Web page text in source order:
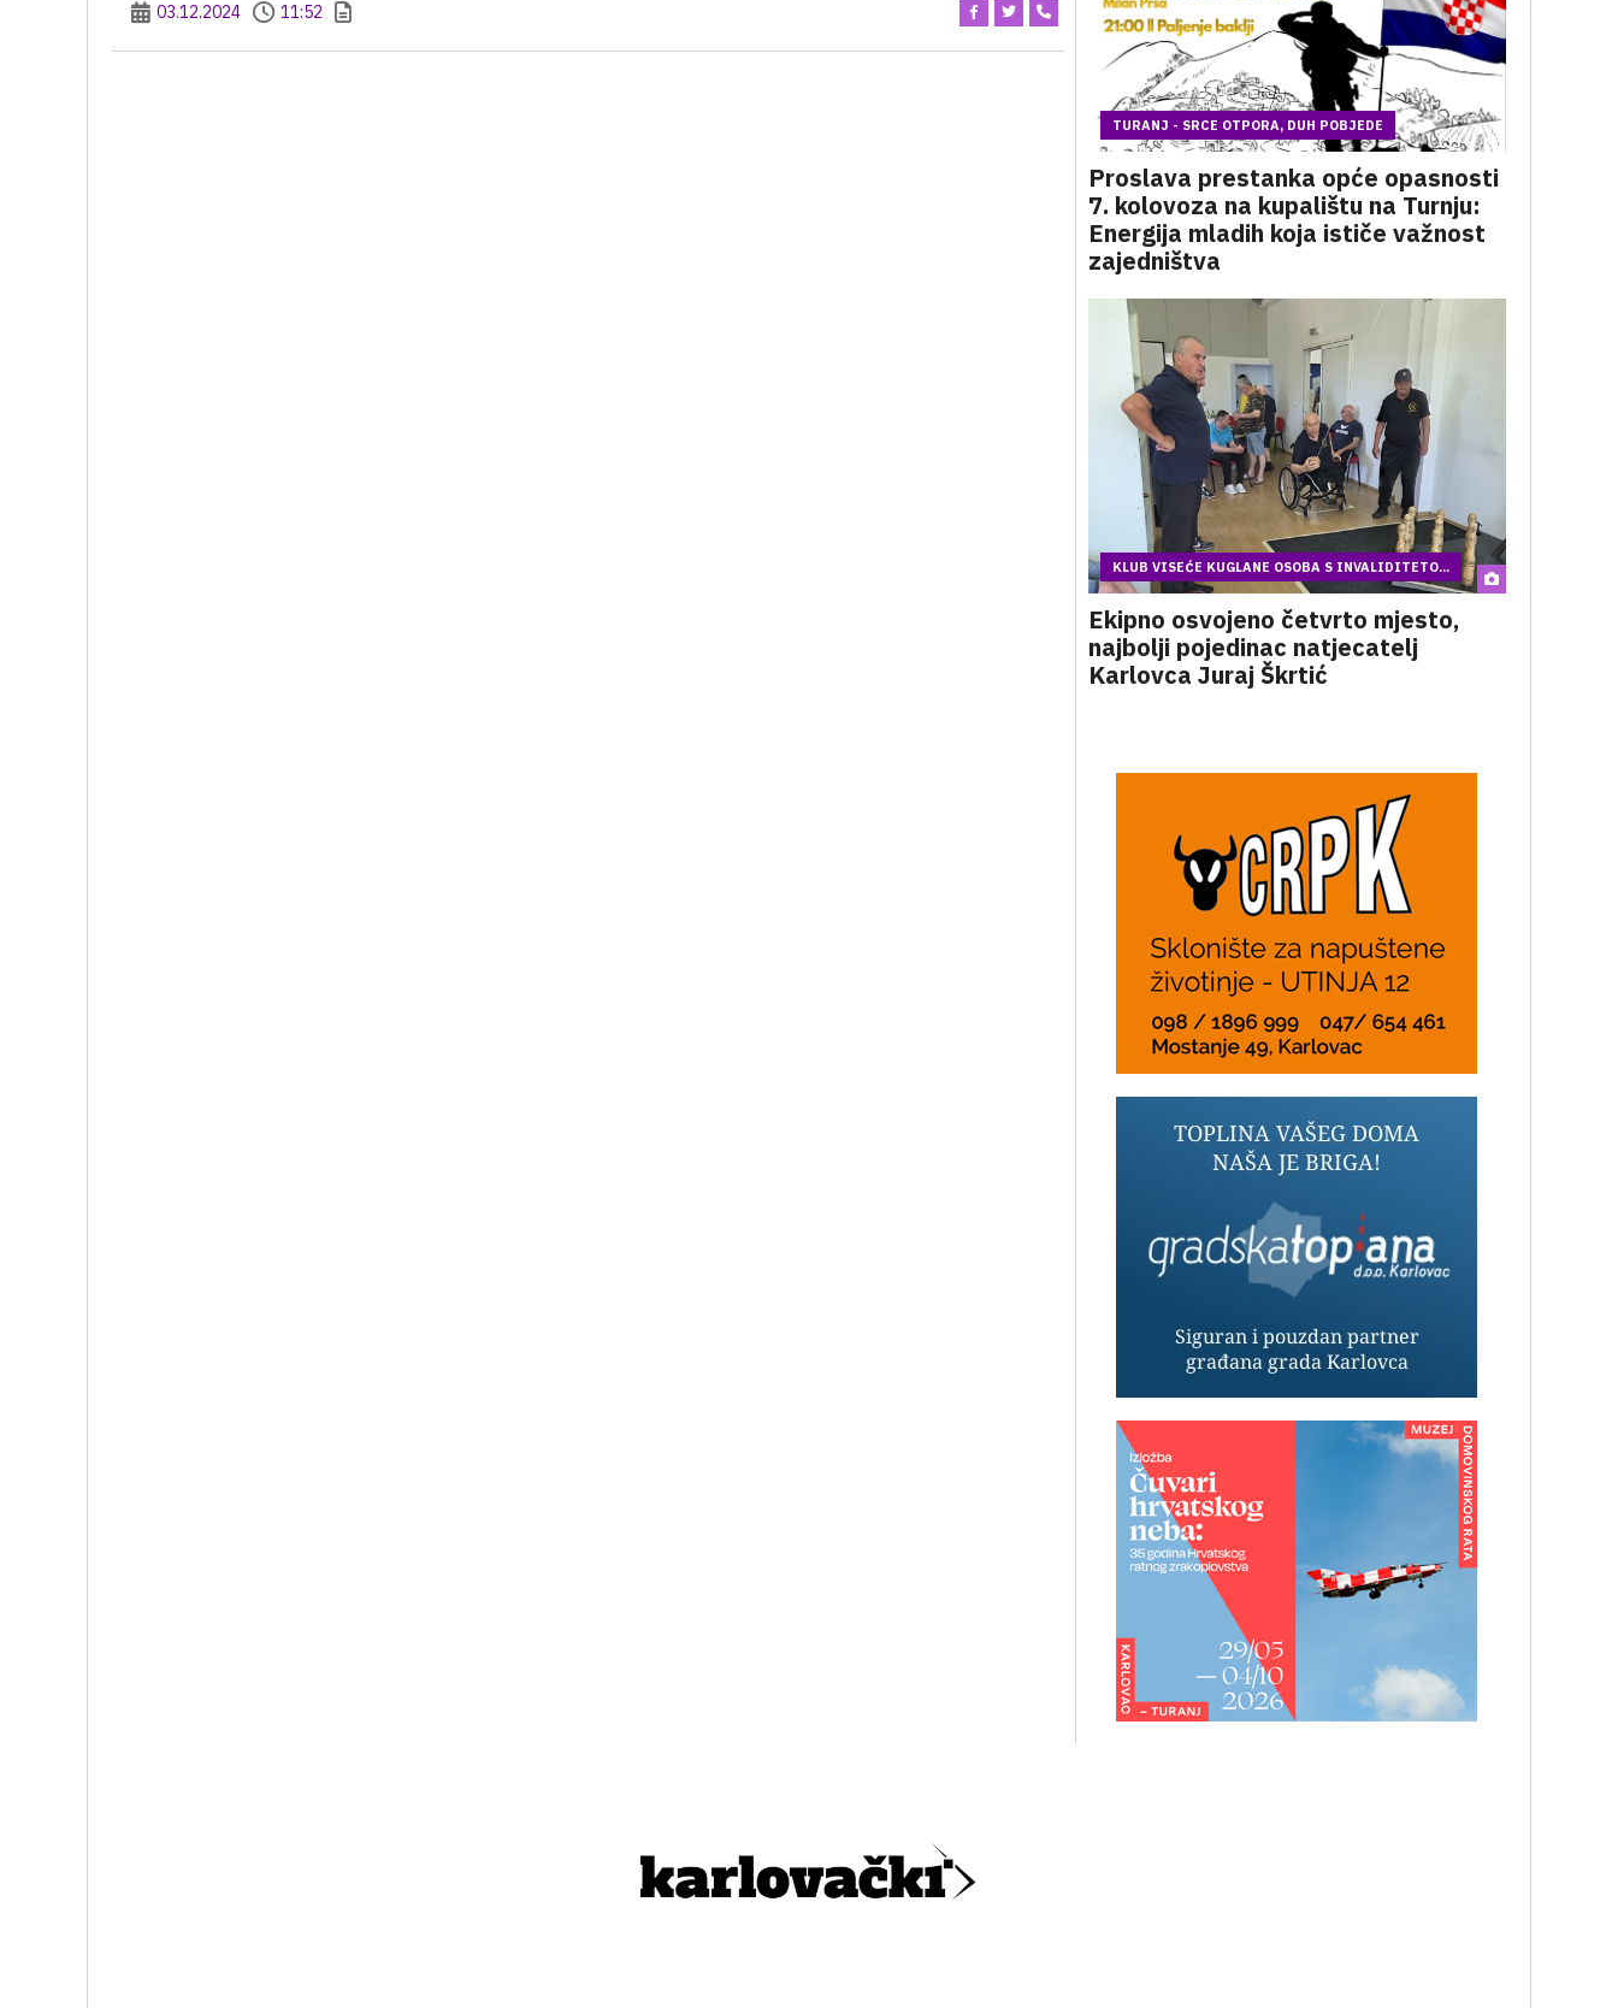
03.12.2024 11:52
TURANJ - SRCE OTPORA, DUH POBJEDE
Proslava prestanka opće opasnosti
7. kolovoza na kupalištu na Turnju:
Energija mladih koja ističe važnost
zajedništva
KLUB VISEĆE KUGLANE OSOBA S INVALIDITETO...
Ekipno osvojeno četvrto mjesto,
najbolji pojedinac natjecatelj
Karlovca Juraj Škrtić